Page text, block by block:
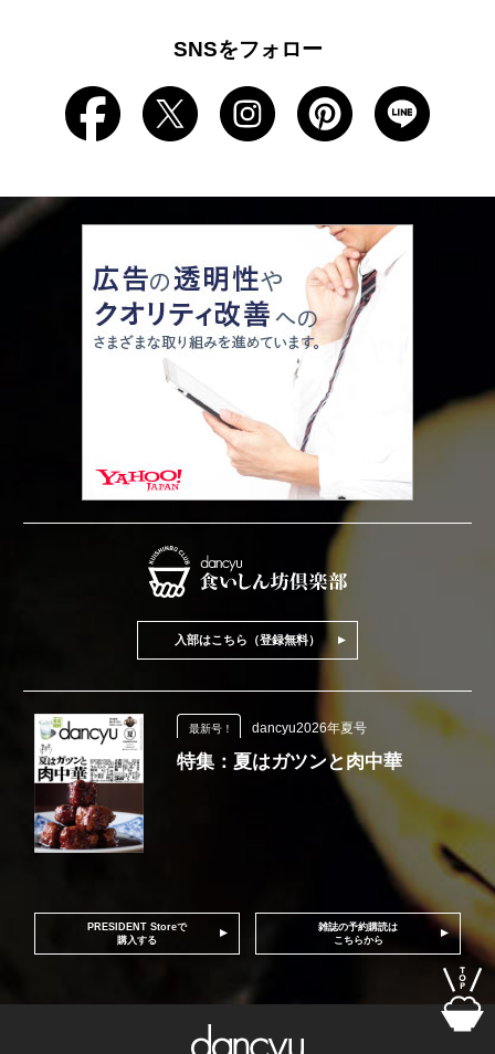
SNSをフォロー
入部はこちら（登録無料）
最新号！ dancyu2026年夏号
特集：夏はガツンと肉中華
PRESIDENT Storeで
購入する
雑誌の予約購読は
こちらから